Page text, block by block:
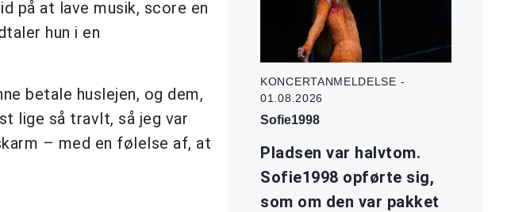
på at lave musik, score en
hun i en
betale huslejen, og dem,
lige så travlt, så jeg var
– med en følelse af, at
KONCERTANMELDELSE -
01.08.2026
Sofie1998
Pladsen var halvtom.
Sofie1998 opførte sig,
som om den var pakket